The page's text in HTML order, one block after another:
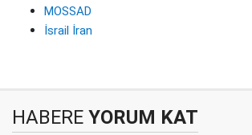
MOSSAD
İsrail İran
HABERE YORUM KAT